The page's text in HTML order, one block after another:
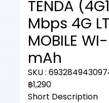
TENDA
Mbps 4G
MOBILE
mAh
SKU :
฿1,290
Short Description